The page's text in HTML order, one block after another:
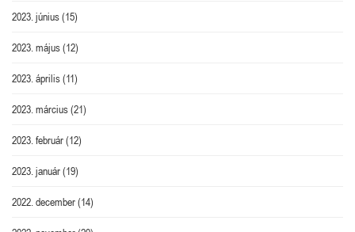
2023. június(15)
2023. május(12)
2023. április(11)
2023. március(21)
2023. február(12)
2023. január(19)
2022. december(14)